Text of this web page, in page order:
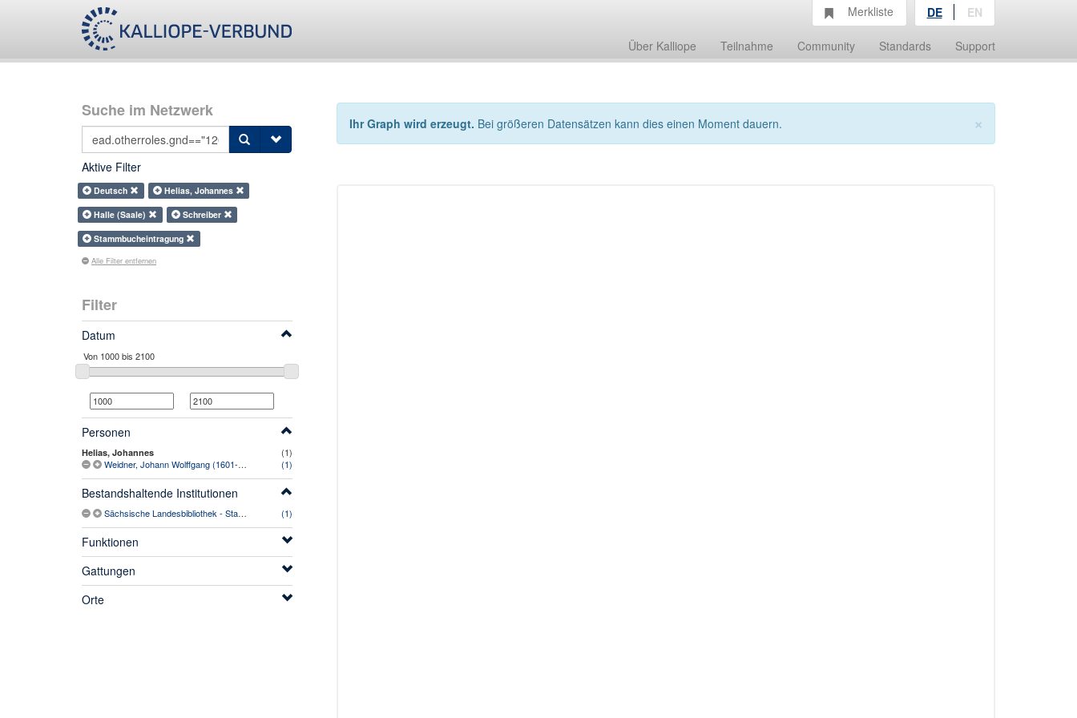
Über Kalliope Teilnahme Community Standards Support
Merkliste DE EN
Suche im Netzwerk
Aktive Filter
Deutsch
Helias, Johannes
Halle (Saale)
Schreiber
Stammbucheintragung
Alle Filter entfernen
Filter
Datum
Personen
Helias, Johannes
(1)
Weidner, Johann Wolffgang (1601-1669)
(1)
Bestandshaltende Institutionen
Sächsische Landesbibliothek - Staats- und Universitätsbibliothek Dresden (1)
Funktionen
Gattungen
Orte
×
Ihr Graph wird erzeugt. Bei größeren Datensätzen kann dies einen Moment dauern.